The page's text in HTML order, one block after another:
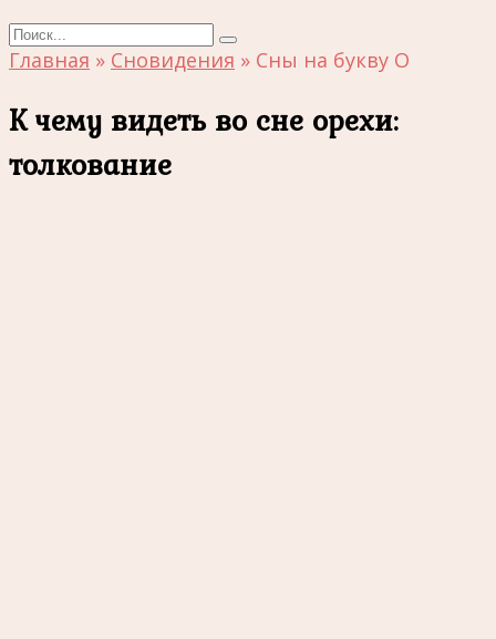
Search
for:
Главная » Сновидения » Сны на букву О
К чему видеть во сне орехи:
толкование